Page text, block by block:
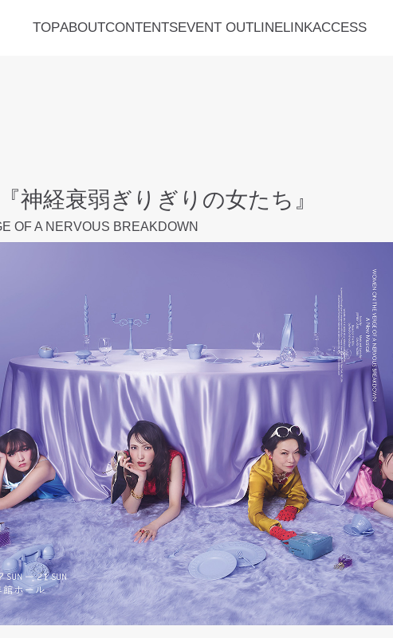
TOPABOUTCONTENTSEVENT OUTLINELINKACCESS
神経衰弱ぎりぎりの女たち』
OF A NERVOUS BREAKDOWN